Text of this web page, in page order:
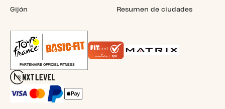
Gijón Resumen de ciudades